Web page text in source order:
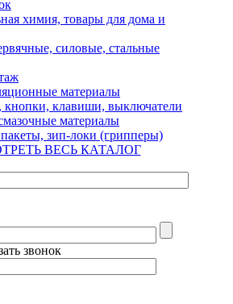
химия, товары для дома и
силовые, стальные
материалы
кнопки, клавиши, выключатели
материалы
зип-локи (грипперы)
ВЕСЬ КАТАЛОГ
звонок